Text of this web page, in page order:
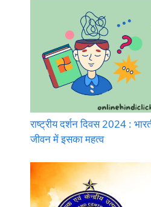
राष्ट्रीय दर्शन दिवस 2024 :
जीवन में इसका महत्व